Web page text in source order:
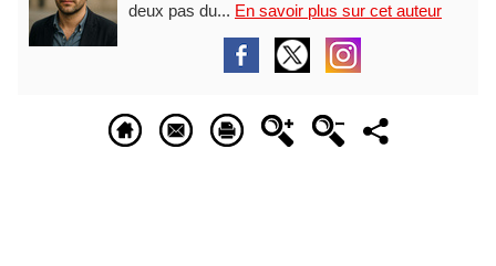
deux pas du... En savoir plus sur cet auteur